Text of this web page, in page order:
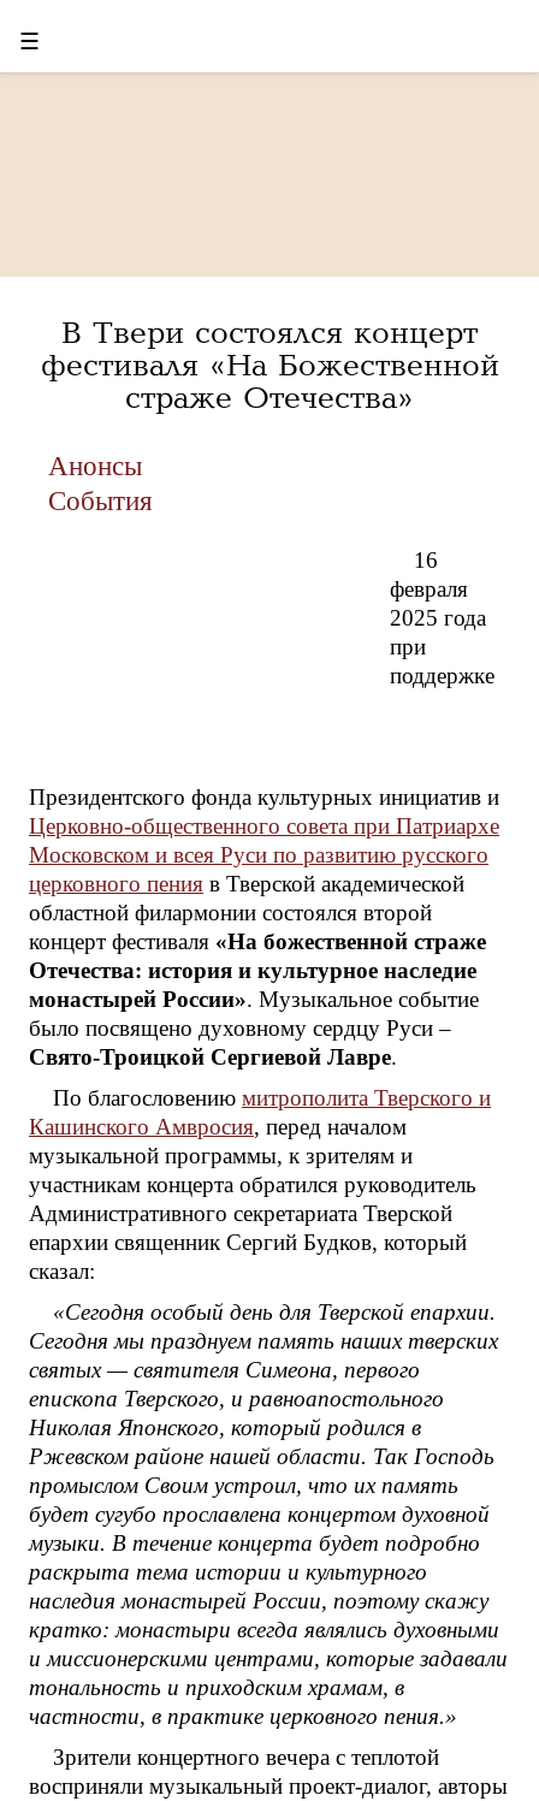
☰
В Твери состоялся концерт
фестиваля «На Божественной
страже Отечества»
Анонсы
События
16
февраля
2025 года
при
поддержке
Президентского фонда культурных инициатив и
Церковно-общественного совета при Патриархе
Московском и всея Руси по развитию русского
церковного пения в Тверской академической
областной филармонии состоялся второй
концерт фестиваля «На божественной страже
Отечества: история и культурное наследие
монастырей России». Музыкальное событие
было посвящено духовному сердцу Руси –
Свято-Троицкой Сергиевой Лавре.
По благословению митрополита Тверского и
Кашинского Амвросия, перед началом
музыкальной программы, к зрителям и
участникам концерта обратился руководитель
Административного секретариата Тверской
епархии священник Сергий Будков, который
сказал:
«Сегодня особый день для Тверской епархии.
Сегодня мы празднуем память наших тверских
святых — святителя Симеона, первого
епископа Тверского, и равноапостольного
Николая Японского, который родился в
Ржевском районе нашей области. Так Господь
промыслом Своим устроил, что их память
будет сугубо прославлена концертом духовной
музыки. В течение концерта будет подробно
раскрыта тема истории и культурного
наследия монастырей России, поэтому скажу
кратко: монастыри всегда являлись духовными
и миссионерскими центрами, которые задавали
тональность и приходским храмам, в
частности, в практике церковного пения.»
Зрители концертного вечера с теплотой
восприняли музыкальный проект-диалог, авторы